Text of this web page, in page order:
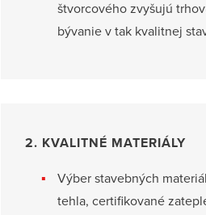
štvorcového zvyšujú
bývanie v tak kvalitnej
2. KVALITNÉ MATERIÁLY
Výber stavebných
tehla, certifikované